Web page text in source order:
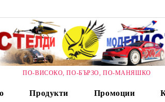
ПО-ВИСОКО, ПО-БЪРЗО, ПО-МАНЯШКО
Продукти Промоции